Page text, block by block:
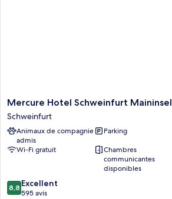
Mercure
Hotel
Schweinfurt
Maininsel
Schweinfurt
Mercure Hotel Schweinfurt Maininsel
Schweinfurt
Animaux de compagnie
admis
Parking
Wi-Fi gratuit
Chambres
communicantes
disponibles
8.8
sur
8,8 Excellent
595 avis